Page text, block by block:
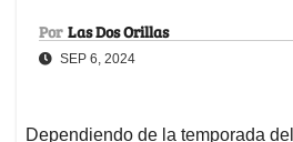
Por Las Dos Orillas
SEP 6, 2024
Dependiendo de la temporada